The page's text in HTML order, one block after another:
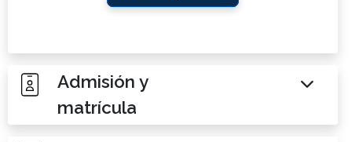
Admisión y
matrícula